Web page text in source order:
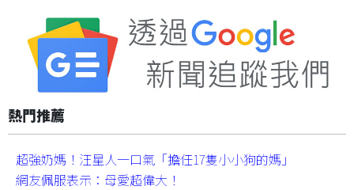
熱門推薦
超強奶媽！汪星人一口氣「擔任17隻小小狗的媽」
網友佩服表示：母愛超偉大！